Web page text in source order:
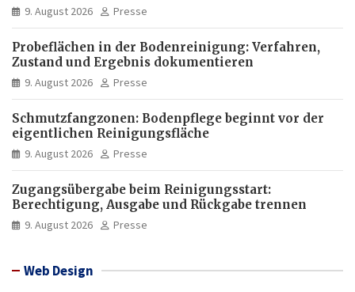
9. August 2026 Presse
Probeflächen in der Bodenreinigung: Verfahren,
Zustand und Ergebnis dokumentieren
9. August 2026 Presse
Schmutzfangzonen: Bodenpflege beginnt vor der
eigentlichen Reinigungsfläche
9. August 2026 Presse
Zugangsübergabe beim Reinigungsstart:
Berechtigung, Ausgabe und Rückgabe trennen
9. August 2026 Presse
Web Design